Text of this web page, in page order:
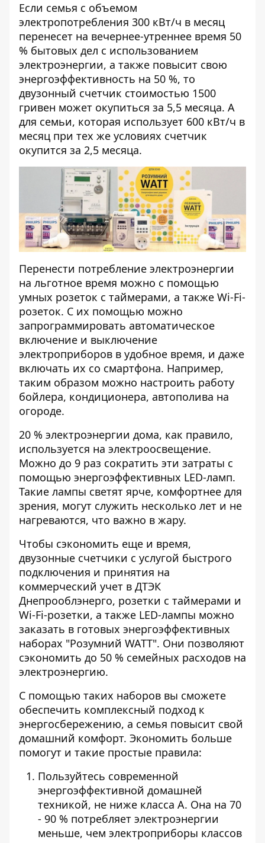
Если семья с объемом
электропотребления 300 кВт/ч в месяц
перенесет на вечернее-утреннее время 50
% бытовых дел с использованием
электроэнергии, а также повысит свою
энергоэффективность на 50 %, то
двузонный счетчик стоимостью 1500
гривен может окупиться за 5,5 месяца. А
для семьи, которая использует 600 кВт/ч в
месяц при тех же условиях счетчик
окупится за 2,5 месяца.
Перенести потребление электроэнергии
на льготное время можно с помощью
умных розеток с таймерами, а также Wi-Fi-
розеток. С их помощью можно
запрограммировать автоматическое
включение и выключение
электроприборов в удобное время, и даже
включать их со смартфона. Например,
таким образом можно настроить работу
бойлера, кондиционера, автополива на
огороде.
20 % электроэнергии дома, как правило,
используется на электроосвещение.
Можно до 9 раз сократить эти затраты с
помощью энергоэффективных LED-ламп.
Такие лампы светят ярче, комфортнее для
зрения, могут служить несколько лет и не
нагреваются, что важно в жару.
Чтобы сэкономить еще и время,
двузонные счетчики с услугой быстрого
подключения и принятия на
коммерческий учет в ДТЭК
Днепрооблэнерго, розетки с таймерами и
Wi-Fi-розетки, а также LED-лампы можно
заказать в готовых энергоэффективных
наборах "Розумний WATT". Они позволяют
сэкономить до 50 % семейных расходов на
электроэнергию.
С помощью таких наборов вы сможете
обеспечить комплексный подход к
энергосбережению, а семья повысит свой
домашний комфорт. Экономить больше
помогут и такие простые правила:
Пользуйтесь современной
энергоэффективной домашней
техникой, не ниже класса А. Она на 70
- 90 % потребляет электроэнергии
меньше, чем электроприборы классов